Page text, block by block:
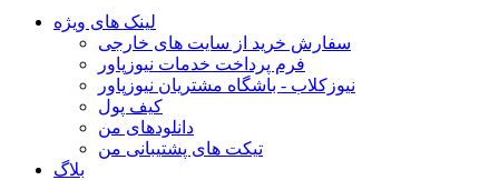
لینک های ویژه
سفارش خرید از سایت های خارجی
فرم پرداخت خدمات نیوزپاور
نیوزکلاب - باشگاه مشتریان نیوزپاور
کیف پول
دانلودهای من
تیکت های پشتیبانی من
بلاگ